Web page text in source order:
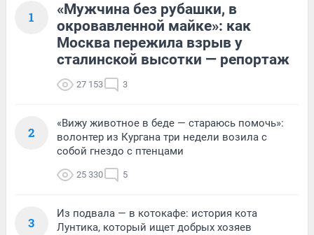
1
«Мужчина без рубашки, в
окровавленной майке»: как
Москва пережила взрыв у
сталинской высотки — репортаж
27 153 3
2
«Вижу животное в беде — стараюсь помочь»:
волонтер из Кургана три недели возила с
собой гнездо с птенцами
25 330 5
3
Из подвала — в котокафе: история кота
Лунтика, который ищет добрых хозяев